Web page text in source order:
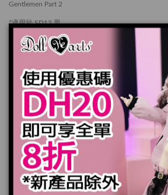
Gentlemen Part 2
*適用於 SD13 男
此套裝是我們有豐富經驗的裁縫手工製作的限量款.
套裝包括 5 件產品:
背心 x 1 件
褲子 x 1 雙
帽子 x 1 件
長外套 x 1 件
*娃娃，頭髮和鞋子不包括在內
產品實際顏色可能會跟顯示器上稍有差別
加入購物車